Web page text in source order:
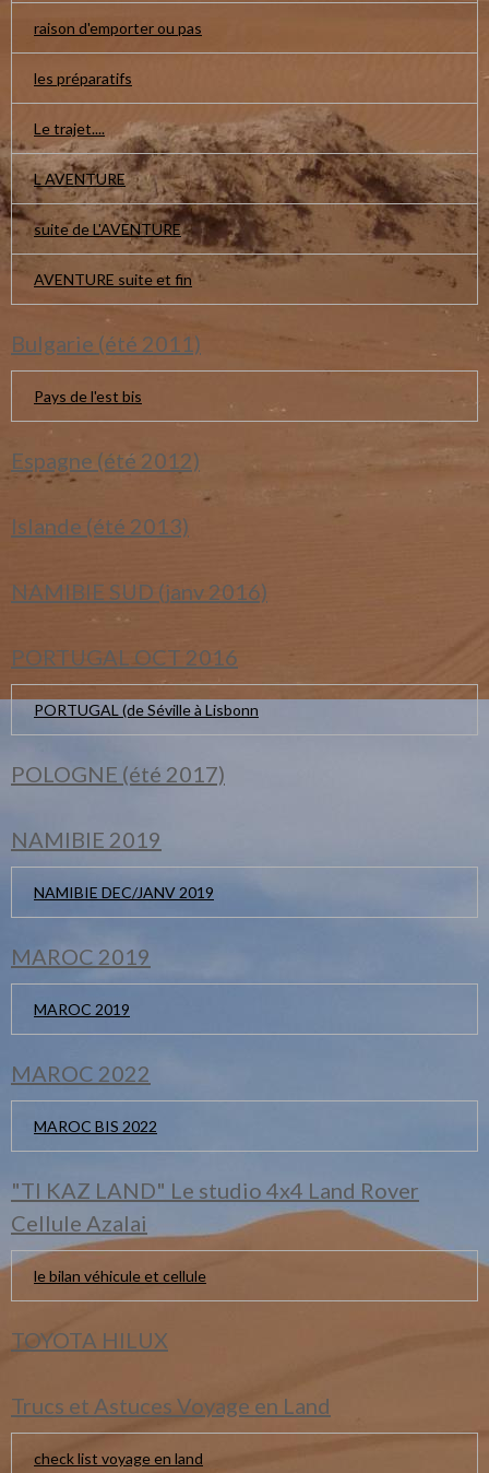
raison d'emporter ou pas
les préparatifs
Le trajet....
L AVENTURE
suite de L'AVENTURE
AVENTURE suite et fin
Bulgarie (été 2011)
Pays de l'est bis
Espagne (été 2012)
Islande (été 2013)
NAMIBIE SUD (janv 2016)
PORTUGAL OCT 2016
PORTUGAL (de Séville à Lisbonn
POLOGNE (été 2017)
NAMIBIE 2019
NAMIBIE DEC/JANV 2019
MAROC 2019
MAROC 2019
MAROC 2022
MAROC BIS 2022
"TI KAZ LAND" Le studio 4x4 Land Rover
Cellule Azalai
le bilan véhicule et cellule
TOYOTA HILUX
Trucs et Astuces Voyage en Land
check list voyage en land